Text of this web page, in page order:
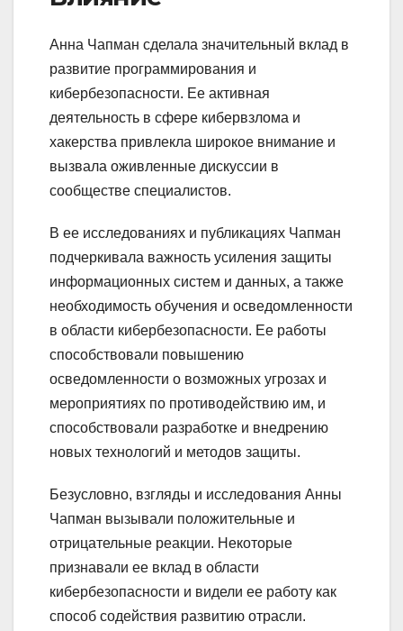
Анна Чапман сделала значительный вклад в
развитие программирования и
кибербезопасности. Ее активная
деятельность в сфере кибервзлома и
хакерства привлекла широкое внимание и
вызвала оживленные дискуссии в
сообществе специалистов.
В ее исследованиях и публикациях Чапман
подчеркивала важность усиления защиты
информационных систем и данных, а также
необходимость обучения и осведомленности
в области кибербезопасности. Ее работы
способствовали повышению
осведомленности о возможных угрозах и
мероприятиях по противодействию им, и
способствовали разработке и внедрению
новых технологий и методов защиты.
Безусловно, взгляды и исследования Анны
Чапман вызывали положительные и
отрицательные реакции. Некоторые
признавали ее вклад в области
кибербезопасности и видели ее работу как
способ содействия развитию отрасли.